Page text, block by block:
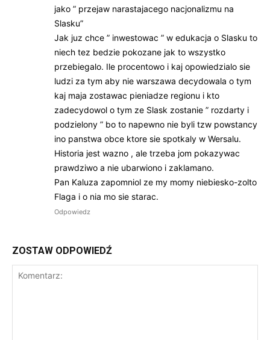
jako ” przejaw narastajacego nacjonalizmu na
Slasku”
Jak juz chce ” inwestowac ” w edukacja o Slasku to
niech tez bedzie pokozane jak to wszystko
przebiegalo. Ile procentowo i kaj opowiedzialo sie
ludzi za tym aby nie warszawa decydowala o tym
kaj maja zostawac pieniadze regionu i kto
zadecydowol o tym ze Slask zostanie ” rozdarty i
podzielony ” bo to napewno nie byli tzw powstancy
ino panstwa obce ktore sie spotkaly w Wersalu.
Historia jest wazno , ale trzeba jom pokazywac
prawdziwo a nie ubarwiono i zaklamano.
Pan Kaluza zapomniol ze my momy niebiesko-zolto
Flaga i o nia mo sie starac.
Odpowiedz
ZOSTAW ODPOWIEDŹ